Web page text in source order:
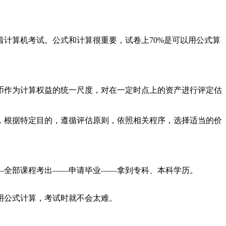
算机考试。公式和计算很重要，试卷上70%是可以用公式算
为计算权益的统一尺度，对在一定时点上的资产进行评定估
据特定目的，遵循评估原则，依照相关程序，选择适当的价
部课程考出——申请毕业——拿到专科、本科学历。
式计算，考试时就不会太难。